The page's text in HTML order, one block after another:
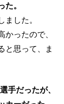
。
した。
ったので、
と思って、ま
手だったが、